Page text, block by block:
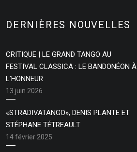
DERNIÈRES NOUVELLES
CRITIQUE | LE GRAND TANGO AU
FESTIVAL CLASSICA : LE BANDONÉON À
L’HONNEUR
13 juin 2026
«STRADIVATANGO», DENIS PLANTE ET
STÉPHANE TÉTREAULT
14 février 2025